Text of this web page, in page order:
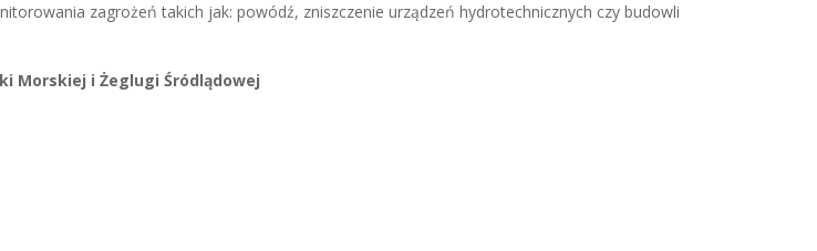
zagrożeń takich jak: powódź, zniszczenie urządzeń hydrotechnicznych czy budowli
Morskiej i Żeglugi Śródlądowej